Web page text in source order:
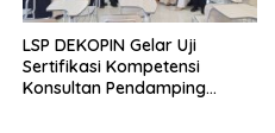
LSP DEKOPIN Gelar Uji
Sertifikasi Kompetensi
Konsultan Pendamping